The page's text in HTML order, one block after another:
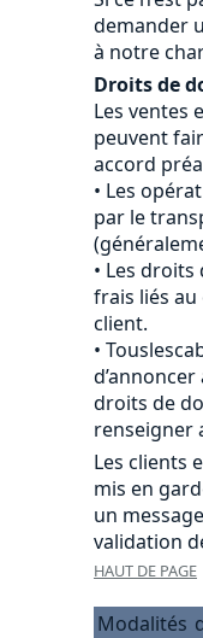
demander
à notre
Droits de
Les ventes
peuvent
accord
Les
par le
Les droits
frais liés
client.
droits de
renseigner
Les clients
mis en
un
validation
HAUT DE PAGE
Modalités